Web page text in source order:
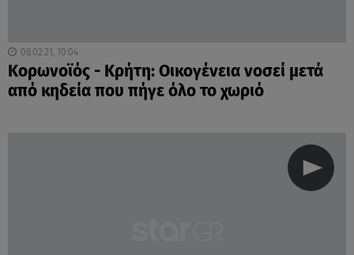
08.02.21, 10:04
Κορωνοϊός - Κρήτη: Οικογένεια νοσεί μετά
από κηδεία που πήγε όλο το χωριό